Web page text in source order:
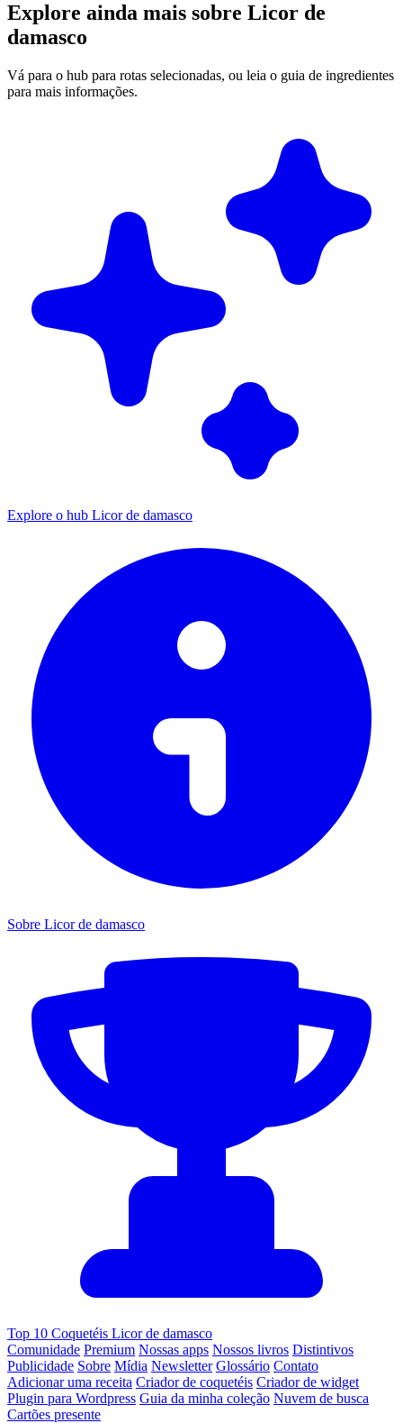
Explore ainda mais sobre Licor de
damasco
Vá para o hub para rotas selecionadas, ou leia o guia de ingredientes
para mais informações.
Explore o hub Licor de damasco
Sobre Licor de damasco
Top 10 Coquetéis Licor de damasco
Comunidade Premium Nossas apps Nossos livros Distintivos
Publicidade Sobre Mídia Newsletter Glossário Contato
Adicionar uma receita Criador de coquetéis Criador de widget
Plugin para Wordpress Guia da minha coleção Nuvem de busca
Cartões presente